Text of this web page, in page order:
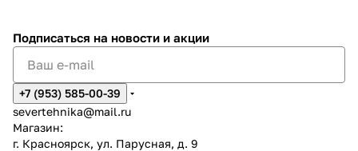
Подписаться на новости и акции
+7 (953) 585-00-39
severtehnika@mail.ru
Магазин:
г. Красноярск, ул. Парусная, д. 9